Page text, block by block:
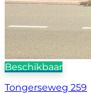
Beschikbaar
Tongerseweg 259